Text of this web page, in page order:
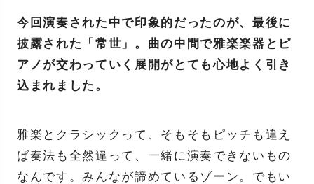
今回演奏された中で印象的だったのが、最後に
披露された「常世」。曲の中間で雅楽楽器とピ
アノが交わっていく展開がとても心地よく引き
込まれました。
雅楽とクラシックって、そもそもピッチも違え
ば奏法も全然違って、一緒に演奏できないもの
なんです。みんなが諦めているゾーン。でもい